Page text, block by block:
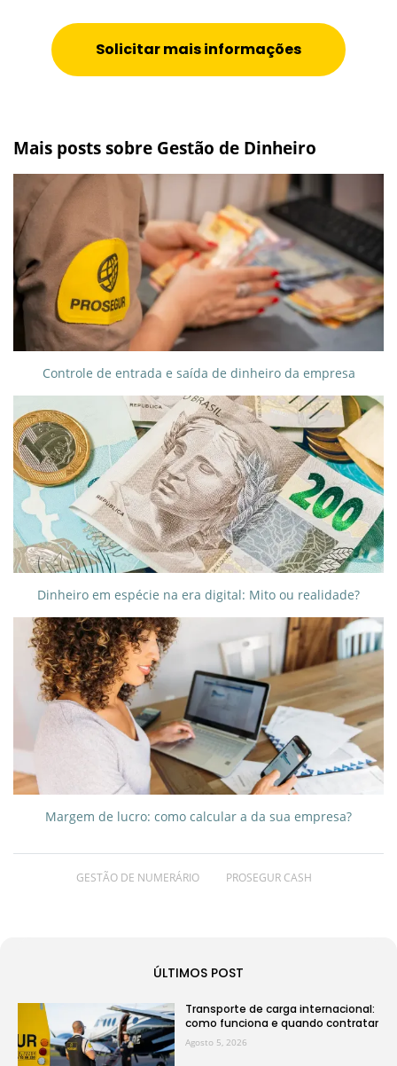
Solicitar mais informações
Mais posts sobre Gestão de Dinheiro
Controle de entrada e saída de dinheiro da empresa
Dinheiro em espécie na era digital: Mito ou realidade?
Margem de lucro: como calcular a da sua empresa?
GESTÃO DE NUMERÁRIO PROSEGUR CASH
ÚLTIMOS POST
Transporte de carga internacional:
como funciona e quando contratar
Agosto 5, 2026